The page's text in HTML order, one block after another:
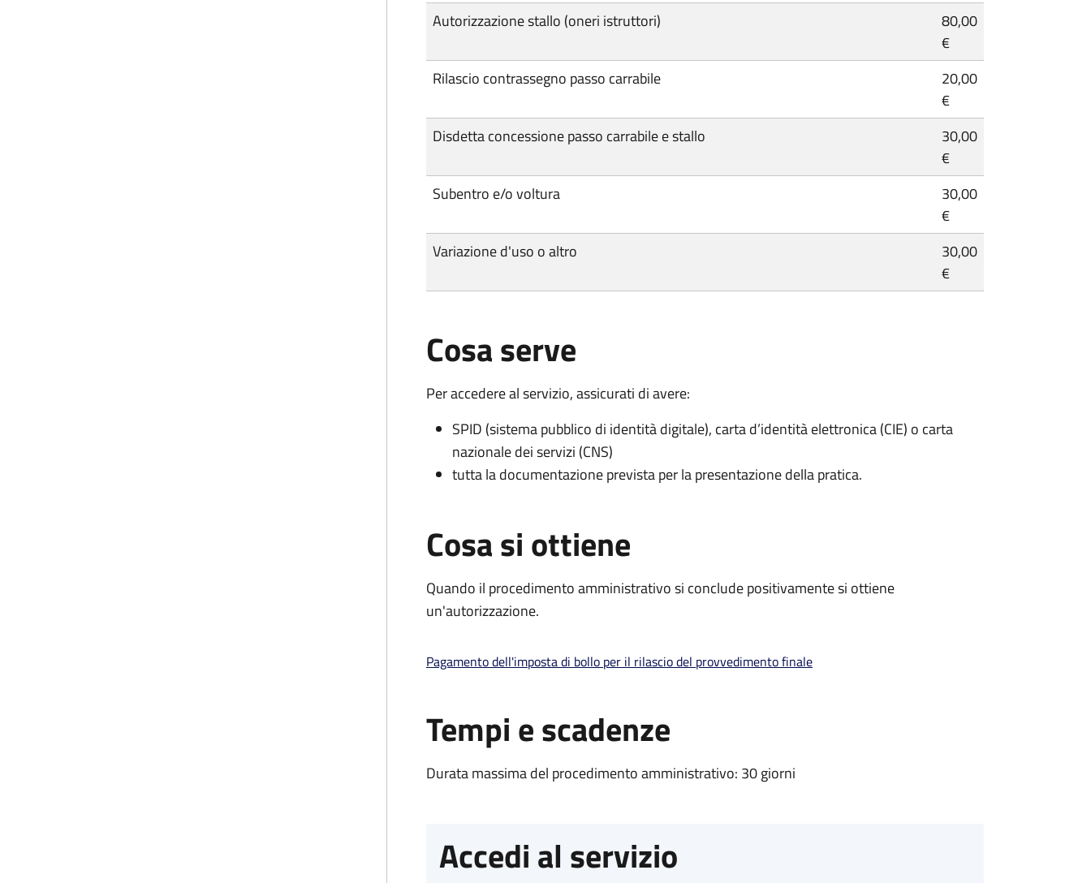
Autorizzazione stallo (oneri istruttori)
80,00
€
Rilascio contrassegno passo carrabile
20,00
€
Disdetta concessione passo carrabile e stallo
30,00
€
Subentro e/o voltura
30,00
€
Variazione d'uso o altro
30,00
€
Cosa serve
Per accedere al servizio, assicurati di avere:
SPID (sistema pubblico di identità digitale), carta d’identità elettronica (CIE) o carta
nazionale dei servizi (CNS)
tutta la documentazione prevista per la presentazione della pratica.
Cosa si ottiene
Quando il procedimento amministrativo si conclude positivamente si ottiene
un'autorizzazione.
Pagamento dell'imposta di bollo per il rilascio del provvedimento finale
Tempi e scadenze
Durata massima del procedimento amministrativo: 30 giorni
Accedi al servizio